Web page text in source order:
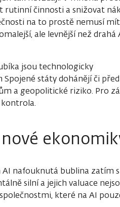
činnosti a snižovat
na to prostě nemusí
ale levnější než drahá
jsou technologicky
státy dohánějí či
a geopolitické riziko. Pro
nafouknutá bublina zatím
silní a jejich valuace
které na AI